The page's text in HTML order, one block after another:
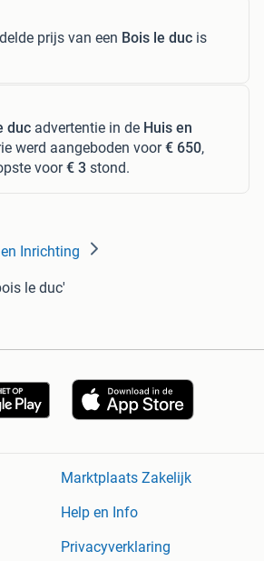
prijs van een Bois le duc is
duc advertentie in de Huis en
werd aangeboden voor€ 650,
voor€ 3 stond.
Inrichting
le duc'
Marktplaats Zakelijk
Help en Info
Privacyverklaring